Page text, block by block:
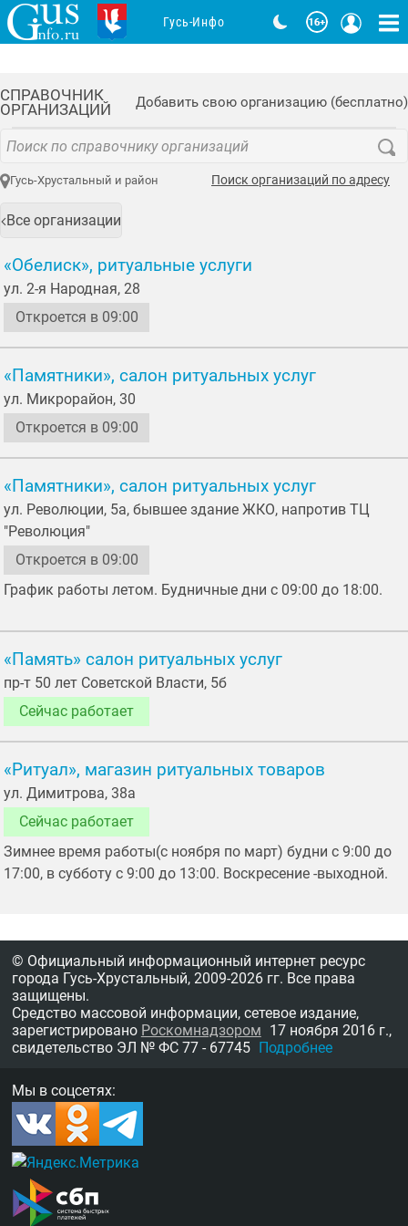
СПРАВОЧНИК
ОРГАНИЗАЦИЙ
Добавить свою организацию (бесплатно)
Гусь-Хрустальный и район Поиск организаций по адресу
Все организации
«Обелиск», ритуальные услуги
ул. 2-я Народная, 28
Откроется в 09:00
«Памятники», салон ритуальных услуг
ул. Микрорайон, 30
Откроется в 09:00
«Памятники», салон ритуальных услуг
ул. Революции, 5а, бывшее здание ЖКО, напротив ТЦ
"Революция"
Откроется в 09:00
График работы летом. Будничные дни с 09:00 до 18:00.
«Память» салон ритуальных услуг
пр-т 50 лет Советской Власти, 5б
Сейчас работает
«Ритуал», магазин ритуальных товаров
ул. Димитрова, 38а
Сейчас работает
Зимнее время работы(с ноября по март) будни с 9:00 до
17:00, в субботу с 9:00 до 13:00. Воскресение -выходной.
Гусь-Инфо
© Официальный информационный интернет ресурс
города Гусь-Хрустальный, 2009-2026 гг. Все права
защищены.
Средство массовой информации, сетевое издание,
зарегистрировано Роскомнадзором 17 ноября 2016 г.,
свидетельство ЭЛ № ФС 77 - 67745 Подробнее
Мы в соцсетях: